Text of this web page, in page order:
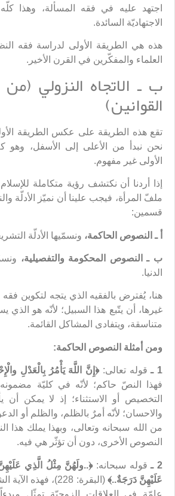
اجتهد عليه في فقه المسألة، وهذا
الاجتهاديّة السائدة.
هذه هي الطريقة الأولى لدراسة فقه
العلماء والمفكّرين في القرن الأخير.
ب ـ الاتجاه النزولي
القوانين)
تقع هذه الطريقة على عكس الطريقة
نحن نبدأ من الأعلى إلى الأسفل، وهو
الأولى غير مفهوم.
إذا أردنا أن نكتشف رؤية متكاملة
ملفّ المرأة، فيجب علينا أن نميّز الأدلّة
قسمين:
أ ـ النصوص الحاكمة، ونسمّيها الأدلّة
ب ـ النصوص المحكومة والتفصيلية،
الدنيا.
هنا، يُفترض بالفقيه الذي يتجه لتكوين
غيرها، أن يتّبع هذا السبيل؛ لأنّه هو الذي
متناسقة، ويتفادى المشاكل القائمة.
ومن أمثلة النصوص الحاكمة:
1 ـ قوله تعالى:﴿إِنَّ اللَّهَ يَأْمُرُ بِالْعَدْلِ
فهذا النصّ حاكم؛ لأنّه في كليّة
التخصيص أو الاستثناء؛ إذ لا يمكن أن
والاحسان؛ لأنّه أمرٌ بالظلم، والظلم أو
من الله سبحانه وتعالى، وبهذا يملك هذا
النصوص الأخرى، دون أن تؤثّر هي فيه.
2 ـ قوله سبحانه: ﴿..ولَهُنَّ مِثْلُ الَّذِي
عَلَيْهِنَّ دَرَجَةٌ..﴾
(البقرة: 228)،
عامّة في العلاقات الزوجيّة تمثّل